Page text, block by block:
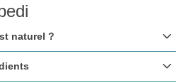
naturel ? keyboard_arrow_down
keyboard_arrow_down